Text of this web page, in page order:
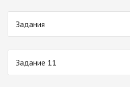
Задания
Задание 11